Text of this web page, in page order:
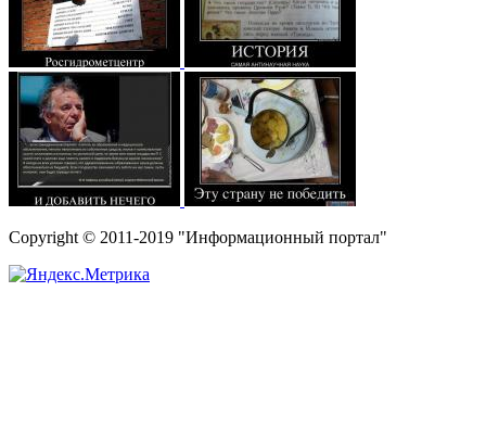
Copyright © 2011-2019 "Информационный портал"